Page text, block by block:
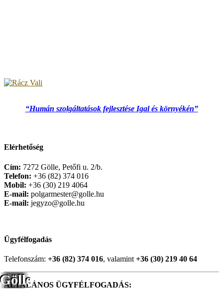
Gölle
“Humán szolgáltatások fejlesztése Igal és környékén”
Elérhetőség
Cím: 7272 Gölle, Petőfi u. 2/b.
Telefon: +36 (82) 374 016
Mobil: +36 (30) 219 4064
E-mail: polgarmester@golle.hu
E-mail: jegyzo@golle.hu
Ügyfélfogadás
Telefonszám: +36 (82) 374 016, valamint +36 (30) 219 40 64
ÁLTALÁNOS ÜGYFÉLFOGADÁS: